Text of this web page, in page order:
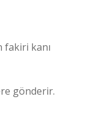
fakiri kanı
gönderir.